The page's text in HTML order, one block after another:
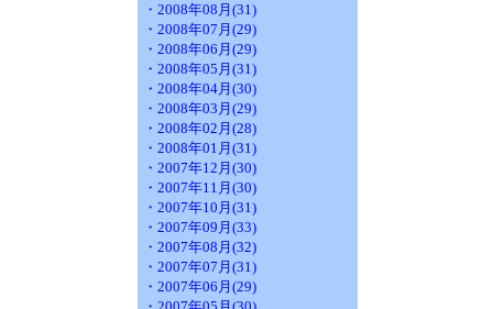
・2008年08月(31)
・2008年07月(29)
・2008年06月(29)
・2008年05月(31)
・2008年04月(30)
・2008年03月(29)
・2008年02月(28)
・2008年01月(31)
・2007年12月(30)
・2007年11月(30)
・2007年10月(31)
・2007年09月(33)
・2007年08月(32)
・2007年07月(31)
・2007年06月(29)